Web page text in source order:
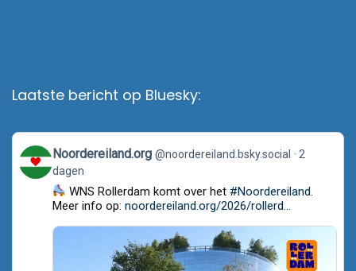
Laatste bericht op Bluesky:
View
post
by
Noordereiland.org
Bluesky
Noordereiland.org @noordereiland.bsky.social
2
dagen
WNS Rollerdam komt over het #Noordereiland.
Meer info op: noordereiland.org/2026/rollerd...